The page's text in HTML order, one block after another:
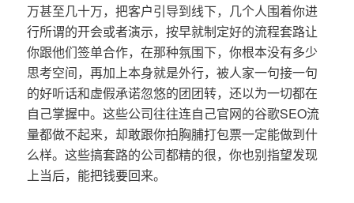
万甚至几十万，把客户引导到线下，几个人围着你进
行所谓的开会或者演示，按早就制定好的流程套路让
你跟他们签单合作，在那种氛围下，你根本没有多少
思考空间，再加上本身就是外行，被人家一句接一句
的好听话和虚假承诺忽悠的团团转，还以为一切都在
自己掌握中。这些公司往往连自己官网的谷歌SEO流
量都做不起来，却敢跟你拍胸脯打包票一定能做到什
么样。这些搞套路的公司都精的很，你也别指望发现
上当后，能把钱要回来。